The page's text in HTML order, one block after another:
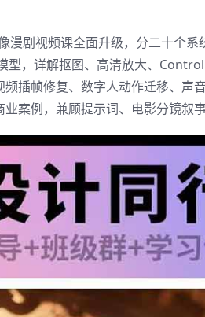
漫剧视频课全面升级，分二十个
型，详解抠图、高清放大、
插帧修复、数字人动作迁移、
案例，兼顾提示词、电影分镜叙